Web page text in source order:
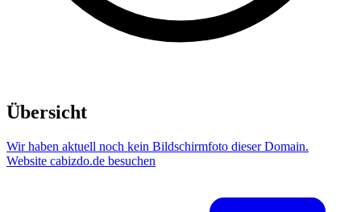
Übersicht
Wir haben aktuell noch kein Bildschirmfoto dieser Domain.
Website cabizdo.de besuchen